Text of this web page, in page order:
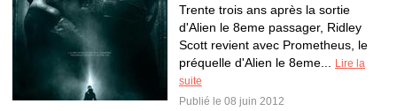
Trente trois ans après la sortie
d'Alien le 8eme passager, Ridley
Scott revient avec Prometheus, le
préquelle d'Alien le 8eme...
Lire la
suite
Publié le 08 juin 2012